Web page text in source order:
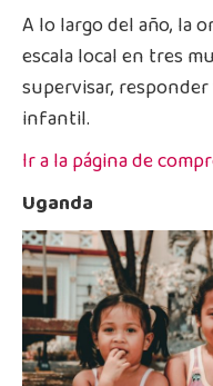
A lo largo del año, la
escala local en tres
supervisar,
infantil.
Ir a la página de
Uganda